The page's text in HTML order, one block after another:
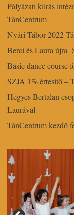
Pályázati kiírás
TánCentrum
Nyári Tábor 2022
Berci és Laura újra
Basic dance course
SZJA 1% értesítő –
Hegyes Bertalan
Laurával
TánCentrum kezdő